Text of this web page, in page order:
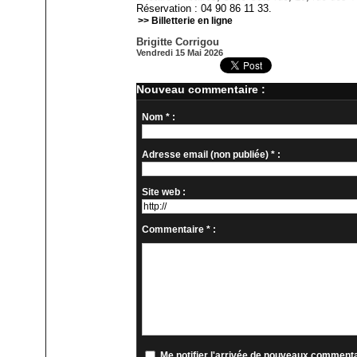
Réservation : 04 90 86 11 33.
>> Billetterie en ligne
Brigitte Corrigou
Vendredi 15 Mai 2026
Nouveau commentaire :
Nom * :
Adresse email (non publiée) * :
Site web :
Commentaire * :